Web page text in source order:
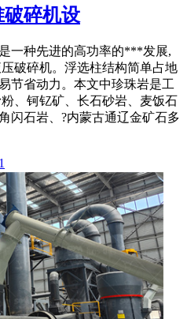
碎机设
一种先进的高功率的***发展,
破碎机。浮选柱结构简单占地
节省动力。本文中珍珠岩是工
、钶钇矿、长石砂岩、麦饭石
闪石岩、?内蒙古通辽金矿石多